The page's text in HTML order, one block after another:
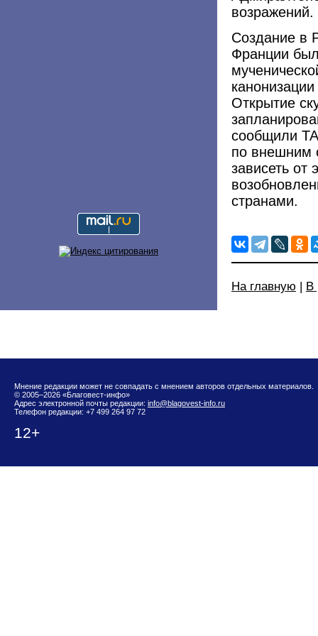
возражений.
Создание в
Франции
Открытие
сообщили
по внешним
зависеть от
странами.
На главную | В
Мнение редакции может не совпадать с мнением авторов отдельных материалов.
© 2005–2026 «Благовест-инфо»
Адрес электронной почты редакции: info@blagovest-info.ru
Телефон редакции: +7 499 264 97 72
12+